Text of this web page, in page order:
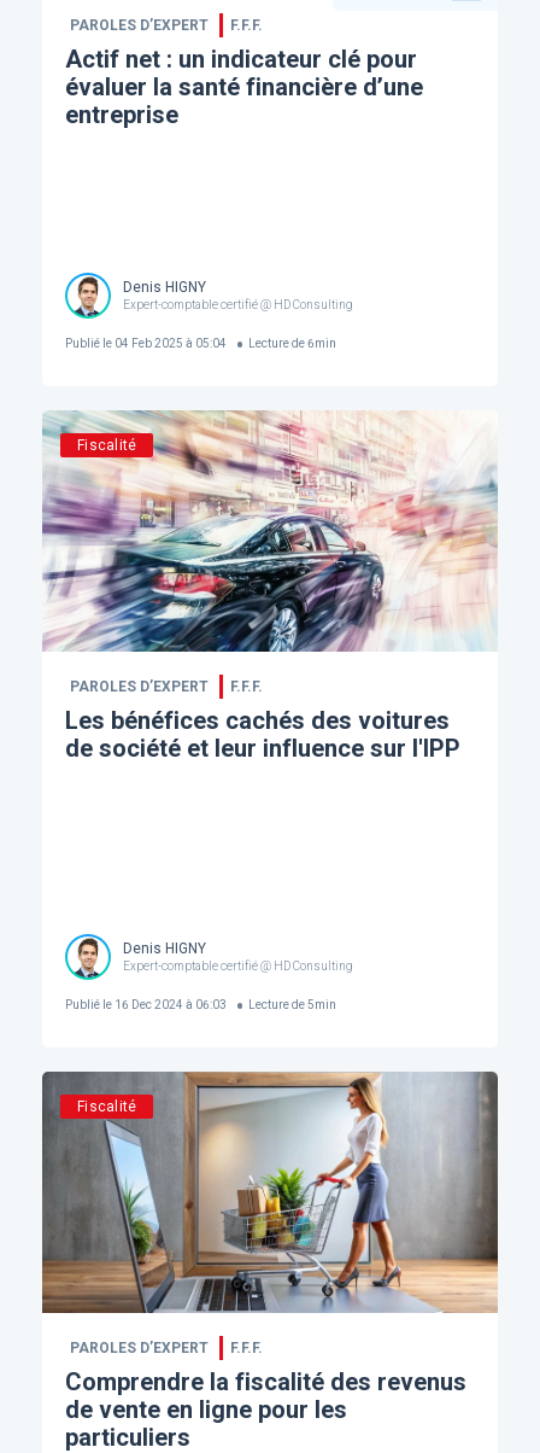
PAROLES D’EXPERT F.F.F.
Actif net : un indicateur clé pour
évaluer la santé financière d’une
entreprise
Denis HIGNY
Expert-comptable certifié @ HD Consulting
Publié le04 Feb 2025 à 05:04 Lecture de6min
Fiscalité
PAROLES D’EXPERT F.F.F.
Les bénéfices cachés des voitures
de société et leur influence sur l'IPP
Denis HIGNY
Expert-comptable certifié @ HD Consulting
Publié le16 Dec 2024 à 06:03 Lecture de5min
Fiscalité
PAROLES D’EXPERT F.F.F.
Comprendre la fiscalité des revenus
de vente en ligne pour les
particuliers